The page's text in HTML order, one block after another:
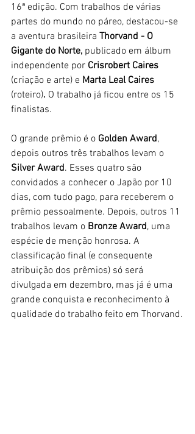
16ª edição. Com trabalhos de várias
partes do mundo no páreo, destacou-se
a aventura brasileira Thorvand - O
Gigante do Norte, publicado em álbum
independente por Crisrobert Caires
(criação e arte) e Marta Leal Caires
(roteiro). O trabalho já ficou entre os 15
finalistas.
O grande prêmio é o Golden Award,
depois outros três trabalhos levam o
Silver Award. Esses quatro são
convidados a conhecer o Japão por 10
dias, com tudo pago, para receberem o
prêmio pessoalmente. Depois, outros 11
trabalhos levam o Bronze Award, uma
espécie de menção honrosa. A
classificação final (e consequente
atribuição dos prêmios) só será
divulgada em dezembro, mas já é uma
grande conquista e reconhecimento à
qualidade do trabalho feito em Thorvand.